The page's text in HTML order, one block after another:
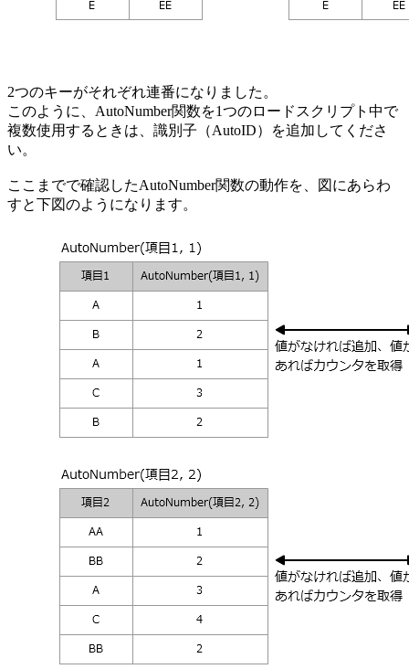
2つのキーがそれぞれ連番になりました。
このように、AutoNumber関数を1つのロードスクリプト中で
複数使用するときは、識別子（AutoID）を追加してくださ
い。
ここまでで確認したAutoNumber関数の動作を、図にあらわ
すと下図のようになります。